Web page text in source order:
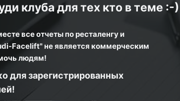
клуба для тех кто в теме :-)
все отчеты по ресталенгу и
Facelift" не является коммерческим
людям!
для зарегистрированных